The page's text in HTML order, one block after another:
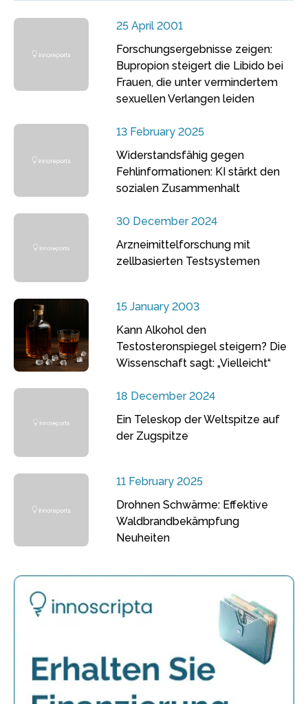
25 April 2001
Forschungsergebnisse zeigen:
Bupropion steigert die Libido bei
Frauen, die unter vermindertem
sexuellen Verlangen leiden
13 February 2025
Widerstandsfähig gegen
Fehlinformationen: KI stärkt den
sozialen Zusammenhalt
30 December 2024
Arzneimittelforschung mit
zellbasierten Testsystemen
15 January 2003
Kann Alkohol den
Testosteronspiegel steigern? Die
Wissenschaft sagt: „Vielleicht“
18 December 2024
Ein Teleskop der Weltspitze auf
der Zugspitze
11 February 2025
Drohnen Schwärme: Effektive
Waldbrandbekämpfung
Neuheiten